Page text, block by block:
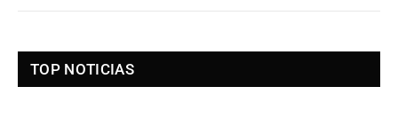
TOP NOTICIAS